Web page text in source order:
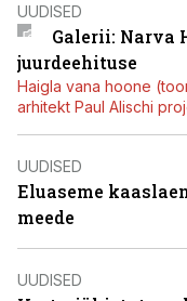
UUDISED
Galerii: Narva
juurdeehituse
Haigla vana hoone
arhitekt Paul Alischi
UUDISED
Eluaseme
meede
UUDISED